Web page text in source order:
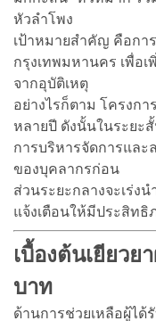
หัวลำโพง
เป้าหมายสำคัญ คือกา
กรุงเทพมหานคร เพื่อ
จากอุบัติเหตุ
อย่างไรก็ตาม โครงก
หลายปี ดังนั้นในระยะ
การบริหารจัดการแล
ของบุคลากรก่อน
ส่วนระยะกลางจะเร่ง
แจ้งเตือนให้มีประสิท
เบื้องต้นเยียวย
บาท
ด้านการช่วยเหลือผู้ได้